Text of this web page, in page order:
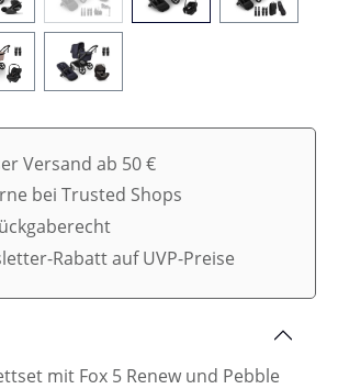
Versand ab 50 €
bei Trusted Shops
Rabatt auf UVP-Preise
mit Fox 5 Renew und Pebble